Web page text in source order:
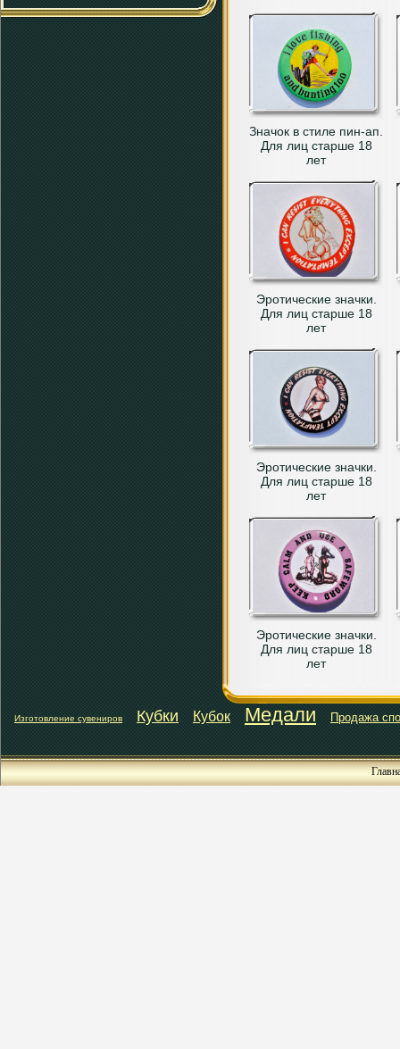
Значок в стиле пин-ап.
Для лиц старше 18
лет
Эротические значки.
Для лиц старше 18
лет
Эротические значки.
Для лиц старше 18
лет
Эротические значки.
Для лиц старше 18
лет
Изготовление сувениров Кубки Кубок Медали Продажа